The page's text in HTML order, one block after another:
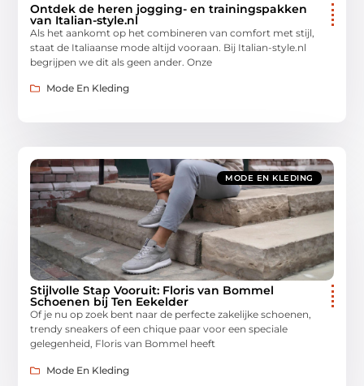
Ontdek de heren jogging- en trainingspakken
van Italian-style.nl
Als het aankomt op het combineren van comfort met stijl,
staat de Italiaanse mode altijd vooraan. Bij Italian-style.nl
begrijpen we dit als geen ander. Onze
Mode En Kleding
MODE EN KLEDING
Stijlvolle Stap Vooruit: Floris van Bommel
Schoenen bij Ten Eekelder
Of je nu op zoek bent naar de perfecte zakelijke schoenen,
trendy sneakers of een chique paar voor een speciale
gelegenheid, Floris van Bommel heeft
Mode En Kleding